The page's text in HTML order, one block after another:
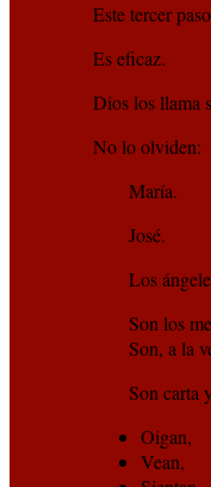
Este tercer
Es eficaz.
Dios los llama
No lo olviden:
María.
José.
Los
Son los
Son, a la
Son carta
Oigan,
Vean,